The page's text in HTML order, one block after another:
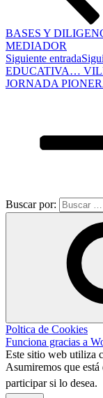
BASES Y
MEDIADOR
Siguiente entrada
EDUCATIVA…
JORNADA
Buscar por:
Poltica de Cookies
Funciona gracias a
Este sitio web utiliza
Asumiremos que
participar si lo desea.